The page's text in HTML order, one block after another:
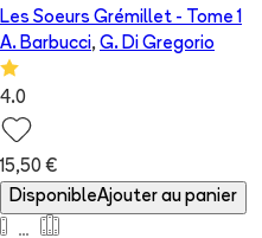
Les Soeurs Grémillet - Tome 1
A. Barbucci, G. Di Gregorio
4.0
15,50 €
DisponibleAjouter au panier